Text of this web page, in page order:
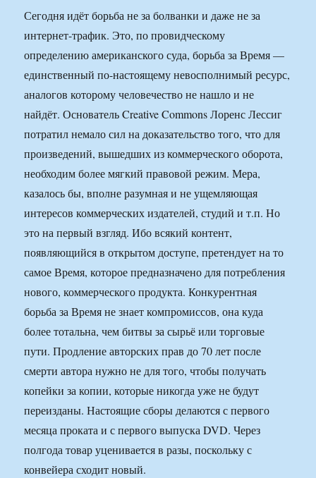
Сегодня идёт борьба не за болванки и даже не за
интернет-трафик. Это, по провидческому
определению американского суда, борьба за Время —
единственный по-настоящему невосполнимый ресурс,
аналогов которому человечество не нашло и не
найдёт. Основатель Creative Commons Лоренс Лессиг
потратил немало сил на доказательство того, что для
произведений, вышедших из коммерческого оборота,
необходим более мягкий правовой режим. Мера,
казалось бы, вполне разумная и не ущемляющая
интересов коммерческих издателей, студий и т.п. Но
это на первый взгляд. Ибо всякий контент,
появляющийся в открытом доступе, претендует на то
самое Время, которое предназначено для потребления
нового, коммерческого продукта. Конкурентная
борьба за Время не знает компромиссов, она куда
более тотальна, чем битвы за сырьё или торговые
пути. Продление авторских прав до 70 лет после
смерти автора нужно не для того, чтобы получать
копейки за копии, которые никогда уже не будут
переизданы. Настоящие сборы делаются с первого
месяца проката и с первого выпуска DVD. Через
полгода товар уценивается в разы, поскольку с
конвейера сходит новый.